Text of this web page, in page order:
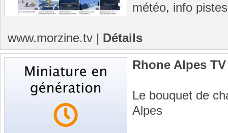
météo, info
www.morzine.tv | Détails
Rhone Alpes TV
Le bouquet de
Alpes